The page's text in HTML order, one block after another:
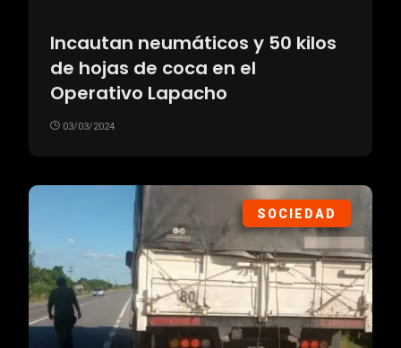
Incautan neumáticos y 50 kilos
de hojas de coca en el
Operativo Lapacho
03/03/2024
SOCIEDAD